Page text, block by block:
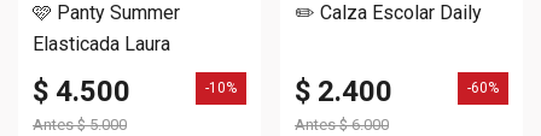
🩷 Panty Summer
Elasticada Laura
$ 4.500
Antes $ 5.000
-10%
✏️ Calza Escolar Daily
$ 2.400
Antes $ 6.000
-60%